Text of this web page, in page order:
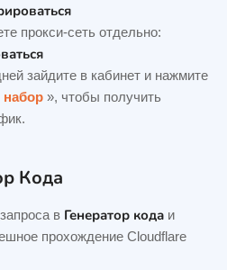
прокси-сеть отдельно:
зайдите в кабинет и нажмите
», чтобы получить
Кода
в Генератор кода и
прохождение Cloudflare